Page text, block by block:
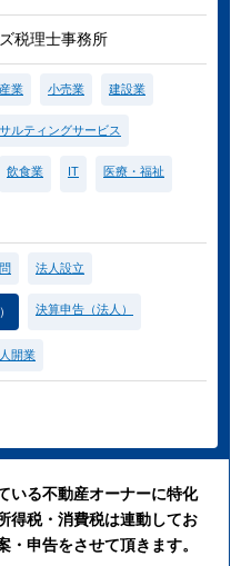
税理士事務所
業 小売業 建設業
ルティングサービス
飲食業 IT 医療・福祉
法人設立
決算申告（法人）
開業
いる不動産オーナーに特化
得税・消費税は連動してお
・申告をさせて頂きます。